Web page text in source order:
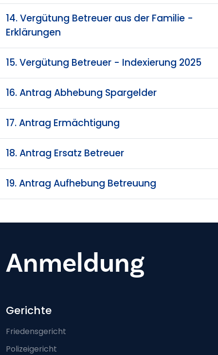
14. Vergütung Betreuer aus der Familie -
Erklärungen
15. Vergütung Betreuer - Indexierung 2025
16. Antrag Abhebung Spargelder
17. Antrag Ermächtigung
18. Antrag Ersatz Betreuer
19. Antrag Aufhebung Betreuung
Anmeldung
Footer-menu
Gerichte
Friedensgericht
Polizeigericht